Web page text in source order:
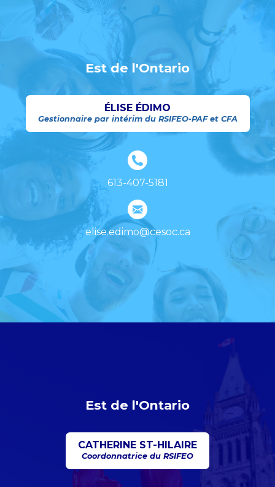
Est de l'Ontario
ÉLISE ÉDIMO
Gestionnaire par intérim du RSIFEO-PAF et CFA
613-407-5181
elise.edimo@cesoc.ca
Est de l'Ontario
CATHERINE ST-HILAIRE
Coordonnatrice du RSIFEO